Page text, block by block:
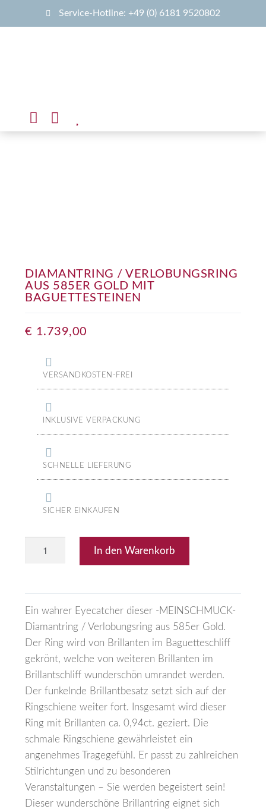
Service-Hotline: +49 (0) 6181 9520802
DIAMANTRING / VERLOBUNGSRING
AUS 585ER GOLD MIT
BAGUETTESTEINEN
€ 1.739,00
VERSANDKOSTEN-FREI
INKLUSIVE VERPACKUNG
SCHNELLE LIEFERUNG
SICHER EINKAUFEN
In den Warenkorb
Ein wahrer Eyecatcher dieser -MEINSCHMUCK-
Diamantring / Verlobungsring aus 585er Gold.
Der Ring wird von Brillanten im Baguetteschliff
gekrönt, welche von weiteren Brillanten im
Brillantschliff wunderschön umrandet werden.
Der funkelnde Brillantbesatz setzt sich auf der
Ringschiene weiter fort. Insgesamt wird dieser
Ring mit Brillanten ca. 0,94ct. geziert. Die
schmale Ringschiene gewährleistet ein
angenehmes Tragegefühl. Er passt zu zahlreichen
Stilrichtungen und zu besonderen
Veranstaltungen – Sie werden begeistert sein!
Dieser wunderschöne Brillantring eignet sich